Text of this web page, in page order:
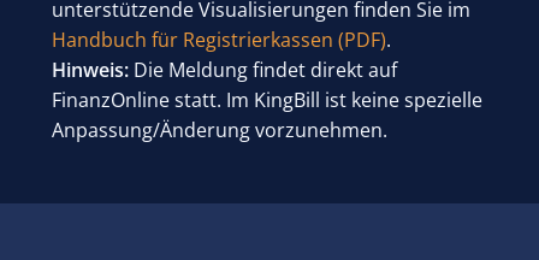
unterstützende Visualisierungen finden Sie im
Handbuch für Registrierkassen (PDF).
Hinweis: Die Meldung findet direkt auf
FinanzOnline statt. Im KingBill ist keine spezielle
Anpassung/Änderung vorzunehmen.